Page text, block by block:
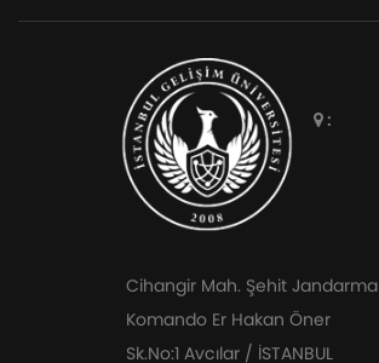
:
Cihangir Mah. Şehit Jandarma
Komando Er Hakan Öner
Sk.No:1 Avcılar / İSTANBUL